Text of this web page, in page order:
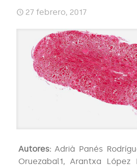
27 febrero, 2017
Autores:Adrià Panés
Oruezabal1, Arantxa López